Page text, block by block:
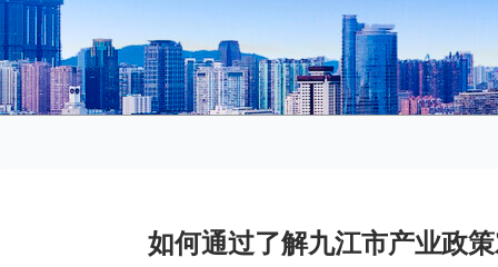
如何通过了解九江市产业政